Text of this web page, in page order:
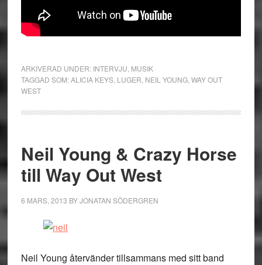
ARKIVERAD UNDER: INTERVJU MUSIK
TAGGAD SOM:ALICIA KEYS, LUGER NEIL YOUNG, WAY OUT
WEST
Neil Young & Crazy Horse
till Way Out West
6 MARS, 2013 BYJONATAN SÖDERGREN
Neil Young återvänder tillsammans med sitt band